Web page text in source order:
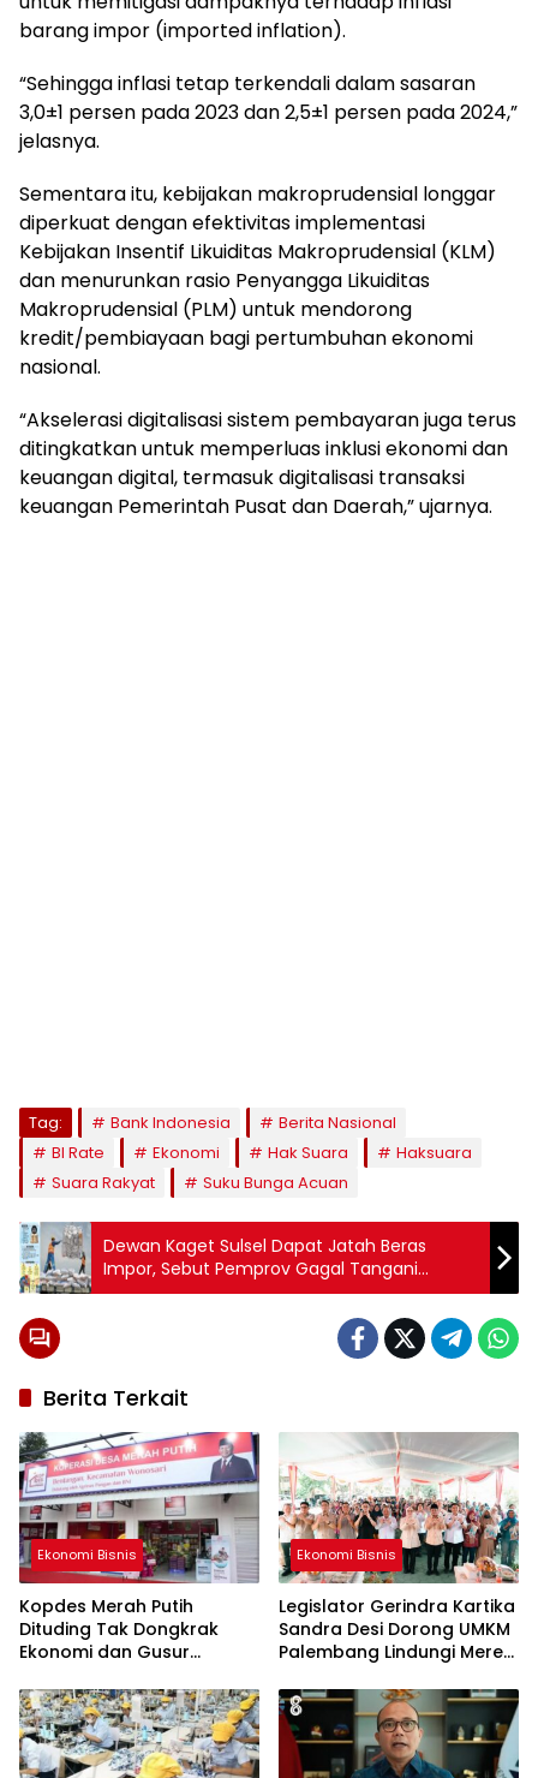
barang impor (imported inflation).
“Sehingga inflasi tetap terkendali dalam sasaran
3,0±1 persen pada 2023 dan 2,5±1 persen pada 2024,”
jelasnya.
Sementara itu, kebijakan makroprudensial longgar
diperkuat dengan efektivitas implementasi
Kebijakan Insentif Likuiditas Makroprudensial (KLM)
dan menurunkan rasio Penyangga Likuiditas
Makroprudensial (PLM) untuk mendorong
kredit/pembiayaan bagi pertumbuhan ekonomi
nasional.
“Akselerasi digitalisasi sistem pembayaran juga terus
ditingkatkan untuk memperluas inklusi ekonomi dan
keuangan digital, termasuk digitalisasi transaksi
keuangan Pemerintah Pusat dan Daerah,” ujarnya.
Tag: Bank Indonesia
Berita Nasional
BI Rate
Ekonomi Hak Suara
Haksuara
Suara Rakyat
Suku Bunga Acuan
Dewan Kaget Sulsel Dapat Jatah Beras
Impor, Sebut Pemprov Gagal Tangani
Ketahanan Pangan
Berita Terkait
Ekonomi Bisnis
Kopdes Merah Putih
Dituding Tak Dongkrak
Ekonomi dan Gusur
Konteksnya
Ekonomi Bisnis
Legislator Gerindra Kartika
Sandra Desi Dorong UMKM
Palembang Lindungi Merek